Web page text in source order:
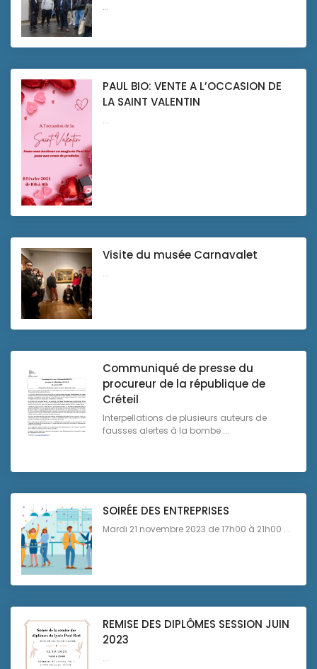
...
PAUL BIO: VENTE A L’OCCASION DE
LA SAINT VALENTIN
...
Visite du musée Carnavalet
...
Communiqué de presse du
procureur de la république de
Créteil
Interpellations de plusieurs auteurs de
fausses alertes à la bombe ...
SOIRÉE DES ENTREPRISES
Mardi 21 novembre 2023 de 17h00 à 21h00 ...
REMISE DES DIPLÔMES SESSION JUIN
2023
...